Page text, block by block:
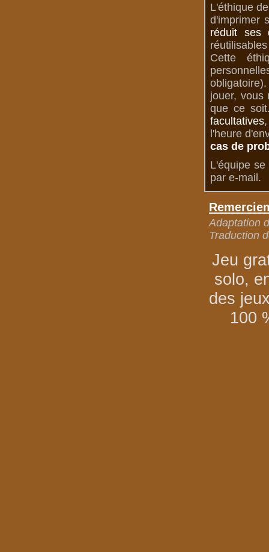
L'éthique
d'imprimer
réduit ses
Cette
jouer, vous
que ce
facultatives
l'heure
cas de
L'équipe
par e-mail.
Adaptation
Traduction
Jeu
solo,
des
100